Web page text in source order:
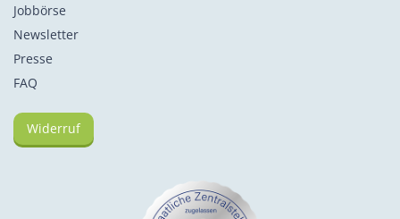
Jobbörse
Newsletter
Presse
FAQ
Widerruf